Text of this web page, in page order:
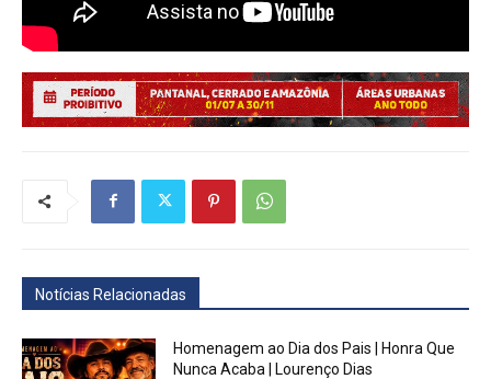
Notícias Relacionadas
Homenagem ao Dia dos Pais | Honra Que
Nunca Acaba | Lourenço Dias